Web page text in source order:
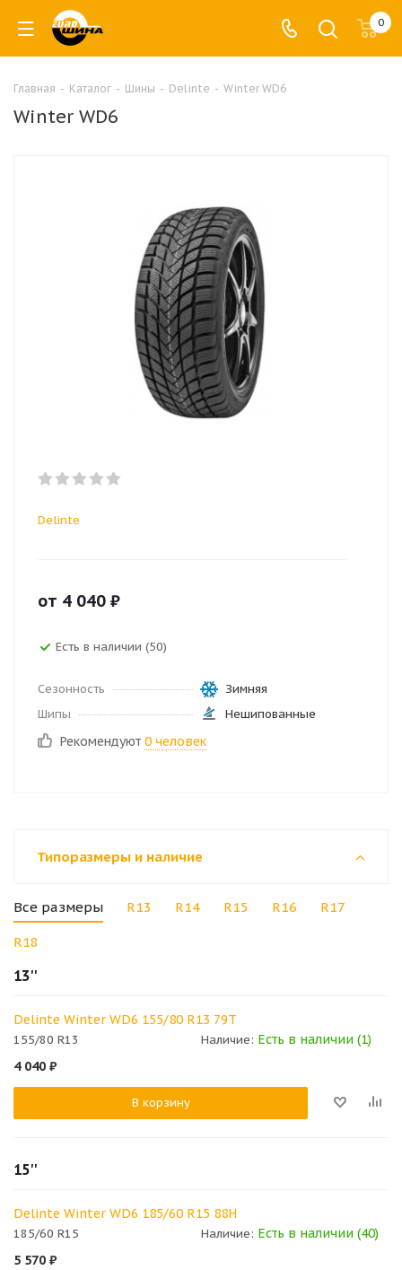
0
Главная - Каталог - Шины - Delinte - Winter WD6
Winter WD6
Delinte
от 4 040 ₽
Есть в наличии (50)
Сезонность
Зимняя
Шипы
Нешипованные
Рекомендуют 0 человек
Типоразмеры и наличие
Все размеры R13 R14 R15 R16 R17
R18
13''
Delinte Winter WD6 155/80 R13 79T
155/80 R13 Наличие: Есть в наличии (1)
4 040 ₽
В корзину
15''
Delinte Winter WD6 185/60 R15 88H
185/60 R15 Наличие: Есть в наличии (40)
5 570 ₽